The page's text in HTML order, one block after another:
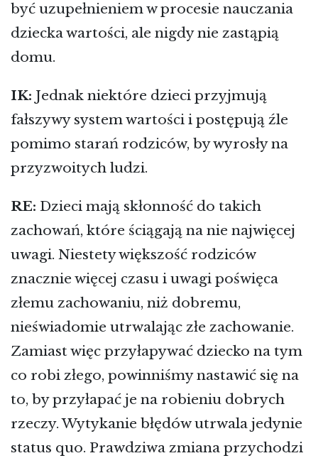
być uzupełnieniem w procesie nauczania
dziecka wartości, ale nigdy nie zastąpią
domu.
IK: Jednak niektóre dzieci przyjmują
fałszywy system wartości i postępują źle
pomimo starań rodziców, by wyrosły na
przyzwoitych ludzi.
RE: Dzieci mają skłonność do takich
zachowań, które ściągają na nie najwięcej
uwagi. Niestety większość rodziców
znacznie więcej czasu i uwagi poświęca
złemu zachowaniu, niż dobremu,
nieświadomie utrwalając złe zachowanie.
Zamiast więc przyłapywać dziecko na tym
co robi złego, powinniśmy nastawić się na
to, by przyłapać je na robieniu dobrych
rzeczy. Wytykanie błędów utrwala jedynie
status quo. Prawdziwa zmiana przychodzi